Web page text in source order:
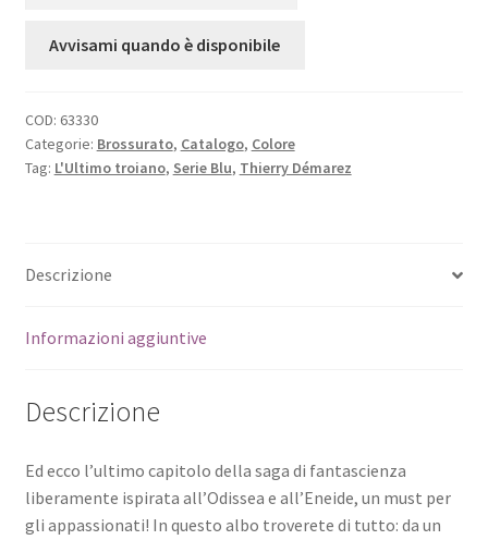
Avvisami quando è disponibile
COD: 63330
Categorie: Brossurato, Catalogo, Colore
Tag: L'Ultimo troiano, Serie Blu, Thierry Démarez
Descrizione
Informazioni aggiuntive
Descrizione
Ed ecco l’ultimo capitolo della saga di fantascienza
liberamente ispirata all’Odissea e all’Eneide, un must per
gli appassionati! In questo albo troverete di tutto: da un